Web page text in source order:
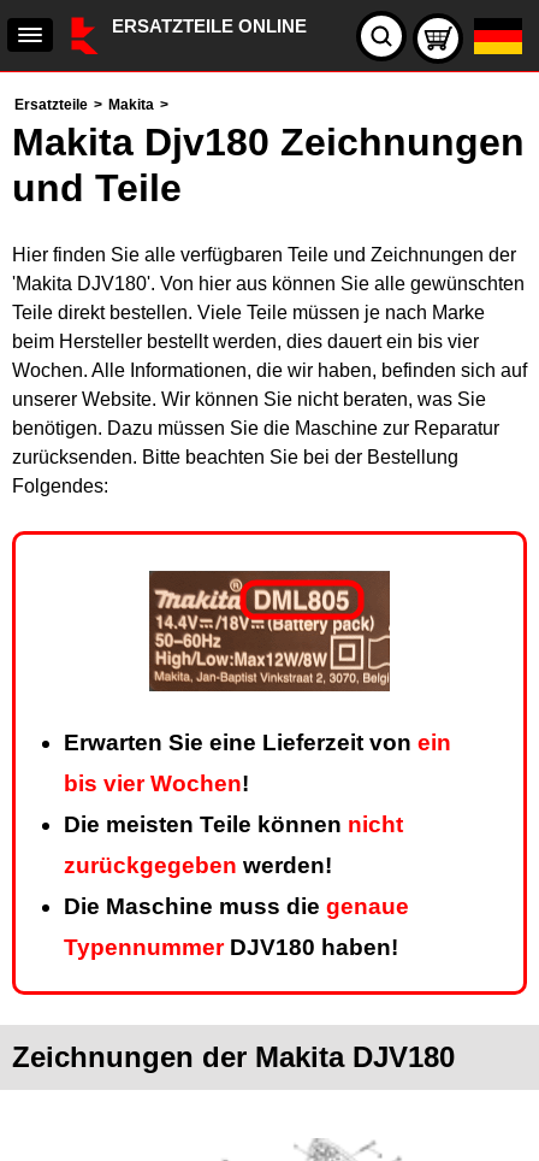
ERSATZTEILE ONLINE
Ersatzteile > Makita >
Makita Djv180 Zeichnungen
und Teile
Hier finden Sie alle verfügbaren Teile und Zeichnungen der
'Makita DJV180'. Von hier aus können Sie alle gewünschten
Teile direkt bestellen. Viele Teile müssen je nach Marke
beim Hersteller bestellt werden, dies dauert ein bis vier
Wochen. Alle Informationen, die wir haben, befinden sich auf
unserer Website. Wir können Sie nicht beraten, was Sie
benötigen. Dazu müssen Sie die Maschine zur Reparatur
zurücksenden. Bitte beachten Sie bei der Bestellung
Folgendes:
Erwarten Sie eine Lieferzeit von ein
bis vier Wochen!
Die meisten Teile können nicht
zurückgegeben werden!
Die Maschine muss die genaue
TypennummerDJV180 haben!
Zeichnungen der Makita DJV180